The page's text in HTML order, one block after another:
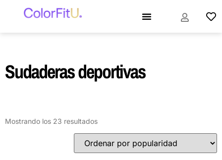
Sudaderas deportivas
Mostrando los 23 resultados